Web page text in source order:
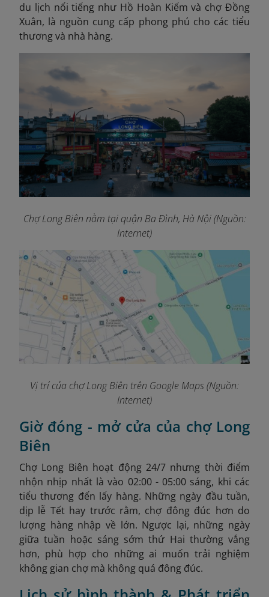
du lịch nổi tiếng như Hồ Hoàn Kiếm và chợ Đồng
Xuân, là nguồn cung cấp phong phú cho các tiểu
thương và nhà hàng.
Chợ Long Biên nằm tại quận Ba Đình, Hà Nội (Nguồn:
Internet)
Vị trí của chợ Long Biên trên Google Maps (Nguồn:
Internet)
Giờ đóng - mở cửa của chợ Long
Biên
Chợ Long Biên hoạt động 24/7 nhưng thời điểm
nhộn nhịp nhất là vào 02:00 - 05:00 sáng, khi các
tiểu thương đến lấy hàng. Những ngày đầu tuần,
dịp lễ Tết hay trước rằm, chợ đông đúc hơn do
lượng hàng nhập về lớn. Ngược lại, những ngày
giữa tuần hoặc sáng sớm thứ Hai thường vắng
hơn, phù hợp cho những ai muốn trải nghiệm
không gian chợ mà không quá đông đúc.